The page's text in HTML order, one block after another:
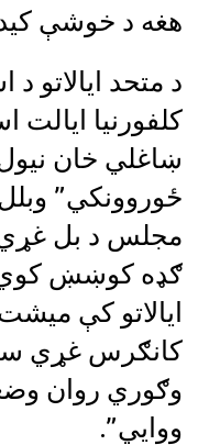
هغه د خوشې
د متحد ایالاتو
کلفورنیا ایالت
ښاغلي خان
ځوروونکي”
مجلس د بل
ګډه کوښښ کوي
ایالاتو کې
کانګرس غړي
وګوري روان
ووایي”.